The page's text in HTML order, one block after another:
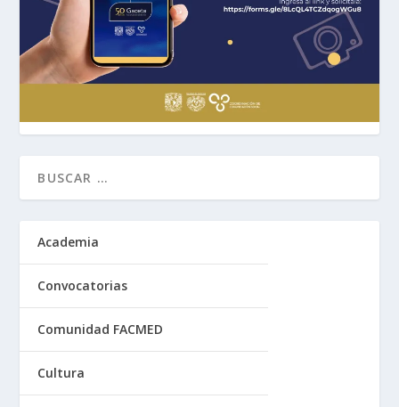
Academia
Convocatorias
Comunidad FACMED
Cultura